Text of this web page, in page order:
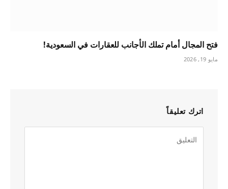
فتح المجال أمام تملك الأجانب للعقارات في السعودية!
مايو 19, 2026
اترك تعليقاً